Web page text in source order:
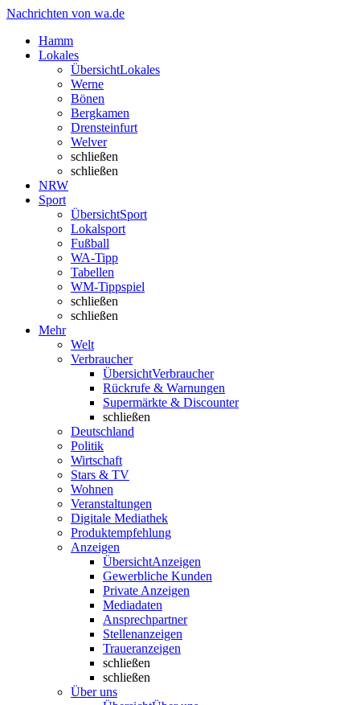
Nachrichten von wa.de
Hamm
Lokales
ÜbersichtLokales
Werne
Bönen
Bergkamen
Drensteinfurt
Welver
schließen
schließen
NRW
Sport
ÜbersichtSport
Lokalsport
Fußball
WA-Tipp
Tabellen
WM-Tippspiel
schließen
schließen
Mehr
Welt
Verbraucher
ÜbersichtVerbraucher
Rückrufe & Warnungen
Supermärkte & Discounter
schließen
Deutschland
Politik
Wirtschaft
Stars & TV
Wohnen
Veranstaltungen
Digitale Mediathek
Produktempfehlung
Anzeigen
ÜbersichtAnzeigen
Gewerbliche Kunden
Private Anzeigen
Mediadaten
Ansprechpartner
Stellenanzeigen
Traueranzeigen
schließen
schließen
Über uns